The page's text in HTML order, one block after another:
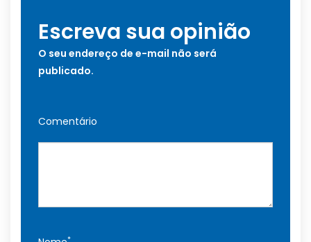
Escreva sua opinião
O seu endereço de e-mail não será
publicado.
Comentário
*